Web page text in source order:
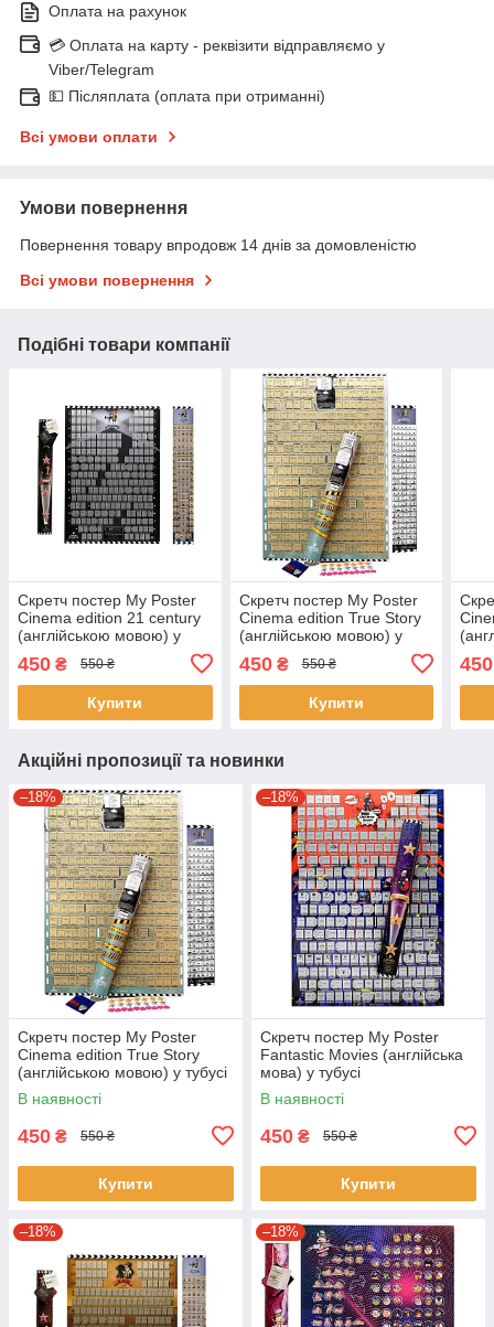
Оплата на рахунок
💳 Оплата на карту - реквізити відправляємо у
Viber/Telegram
💵 Післяплата (оплата при отриманні)
Всі умови оплати
Умови повернення
Повернення товару впродовж 14 днів за домовленістю
Всі умови повернення
Подібні товари компанії
Скретч постер My Poster
Cinema edition 21 century
(англійською мовою) у
450 ₴ 550 ₴
Купити
Скретч постер My Poster
Cinema edition True Story
(англійською мовою) у
450₴ 550 ₴
Купити
450
Акційні пропозиції та новинки
–18%
Скретч постер My Poster
Cinema edition True Story
(англійською мовою) у тубусі
В наявності
450 ₴ 550 ₴
Купити
–18%
Скретч постер My Poster
Fantastic Movies (англійська
мова) у тубусі
В наявності
450 ₴ 550 ₴
Купити
–18% –18%